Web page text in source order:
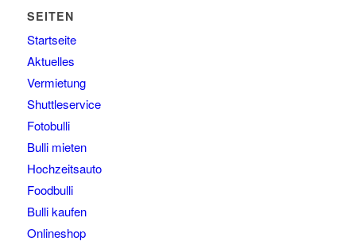
SEITEN
Startseite
Aktuelles
Vermietung
Shuttleservice
Fotobulli
Bulli mieten
Hochzeitsauto
Foodbulli
Bulli kaufen
Onlineshop